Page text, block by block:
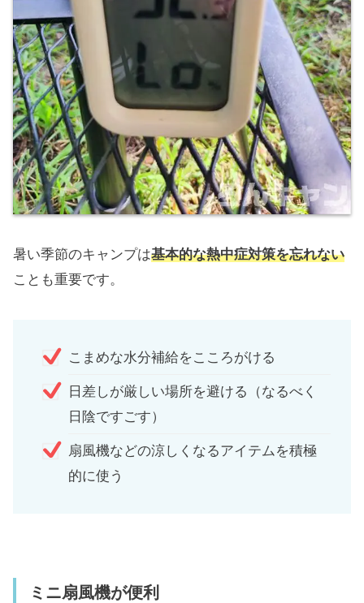
暑い季節のキャンプは基本的な熱中症対策を忘れない
ことも重要です。
こまめな水分補給をこころがける
日差しが厳しい場所を避ける（なるべく
日陰ですごす）
扇風機などの涼しくなるアイテムを積極
的に使う
ミニ扇風機が便利